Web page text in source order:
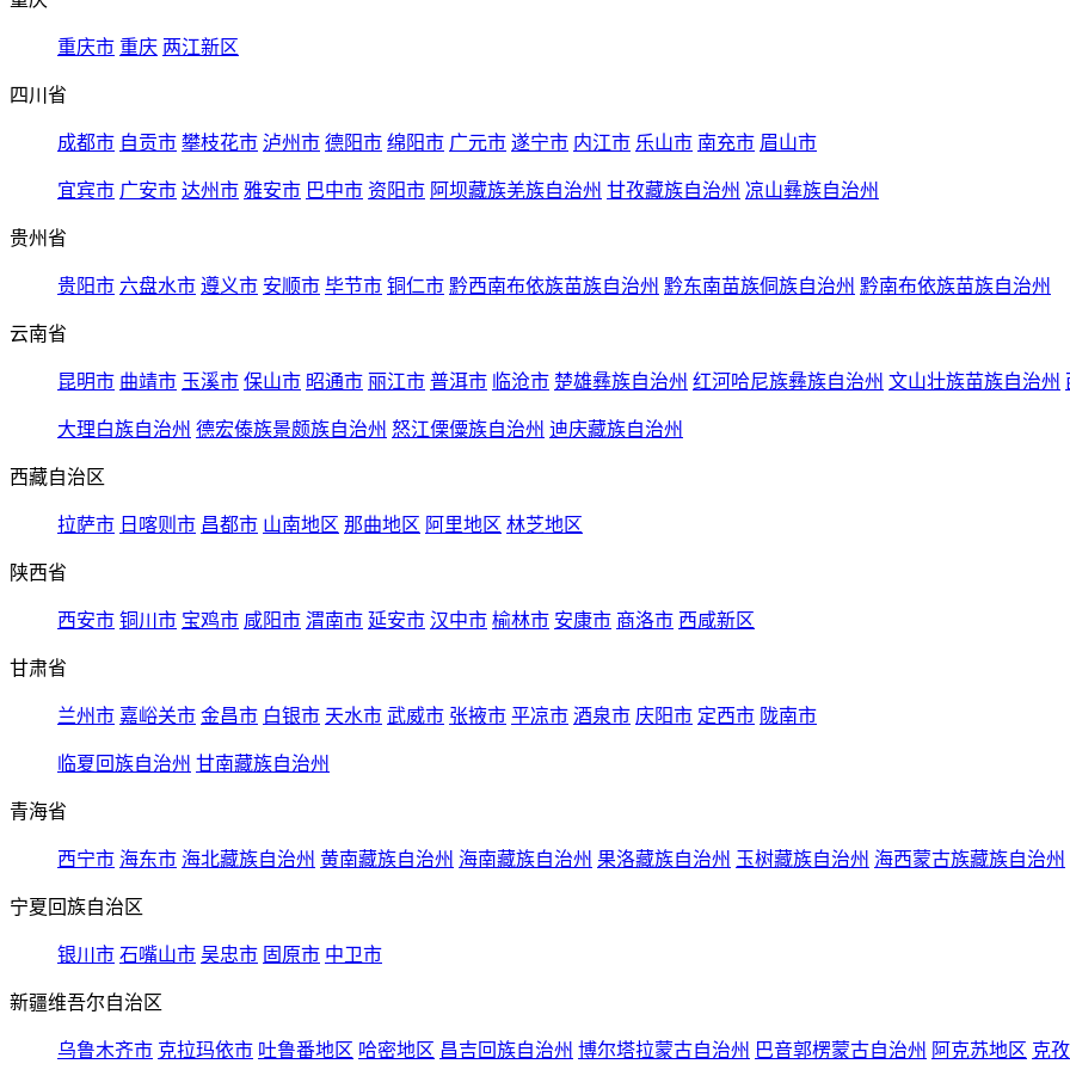
重庆市 重庆 两江新区
四川省
成都市 自贡市 攀枝花市 泸州市 德阳市 绵阳市 广元市 遂宁市 内江市 乐山市 南充市 眉山市
宜宾市 广安市 达州市 雅安市 巴中市 资阳市 阿坝藏族羌族自治州 甘孜藏族自治州 凉山彝族自治州
贵州省
贵阳市 六盘水市 遵义市 安顺市 毕节市 铜仁市 黔西南布依族苗族自治州 黔东南苗族侗族自治州 黔南布依族苗族自治州
云南省
昆明市 曲靖市 玉溪市 保山市 昭通市 丽江市 普洱市 临沧市 楚雄彝族自治州 红河哈尼族彝族自治州 文山壮族苗族自治州
大理白族自治州 德宏傣族景颇族自治州 怒江傈僳族自治州 迪庆藏族自治州
西藏自治区
拉萨市 日喀则市 昌都市 山南地区 那曲地区 阿里地区 林芝地区
陕西省
西安市 铜川市 宝鸡市 咸阳市 渭南市 延安市 汉中市 榆林市 安康市 商洛市 西咸新区
甘肃省
兰州市 嘉峪关市 金昌市 白银市 天水市 武威市 张掖市 平凉市 酒泉市 庆阳市 定西市 陇南市
临夏回族自治州 甘南藏族自治州
青海省
西宁市 海东市 海北藏族自治州 黄南藏族自治州 海南藏族自治州 果洛藏族自治州 玉树藏族自治州 海西蒙古族藏族自治州
宁夏回族自治区
银川市 石嘴山市 吴忠市 固原市 中卫市
新疆维吾尔自治区
乌鲁木齐市 克拉玛依市 吐鲁番地区 哈密地区 昌吉回族自治州 博尔塔拉蒙古自治州 巴音郭楞蒙古自治州 阿克苏地区 克